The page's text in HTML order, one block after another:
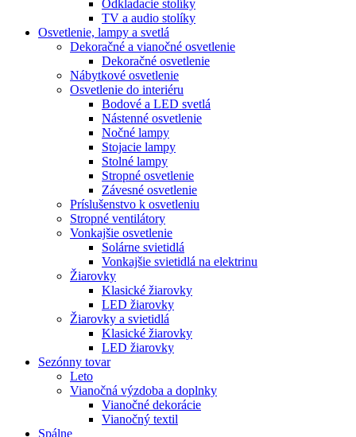
Odkladacie stolíky
TV a audio stolíky
Osvetlenie, lampy a svetlá
Dekoračné a vianočné osvetlenie
Dekoračné osvetlenie
Nábytkové osvetlenie
Osvetlenie do interiéru
Bodové a LED svetlá
Nástenné osvetlenie
Nočné lampy
Stojacie lampy
Stolné lampy
Stropné osvetlenie
Závesné osvetlenie
Príslušenstvo k osvetleniu
Stropné ventilátory
Vonkajšie osvetlenie
Solárne svietidlá
Vonkajšie svietidlá na elektrinu
Žiarovky
Klasické žiarovky
LED žiarovky
Žiarovky a svietidlá
Klasické žiarovky
LED žiarovky
Sezónny tovar
Leto
Vianočná výzdoba a doplnky
Vianočné dekorácie
Vianočný textil
Spálne